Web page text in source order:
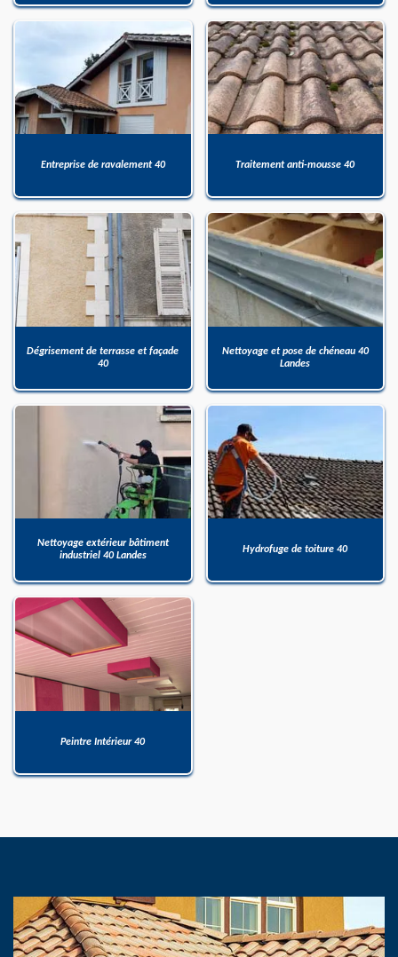
Entreprise de ravalement 40 Traitement anti-mousse 40
Dégrisement de terrasse et façade
40
Nettoyage et pose de chéneau 40
Landes
Nettoyage extérieur bâtiment
industriel 40 Landes
Hydrofuge de toiture 40
Peintre Intérieur 40